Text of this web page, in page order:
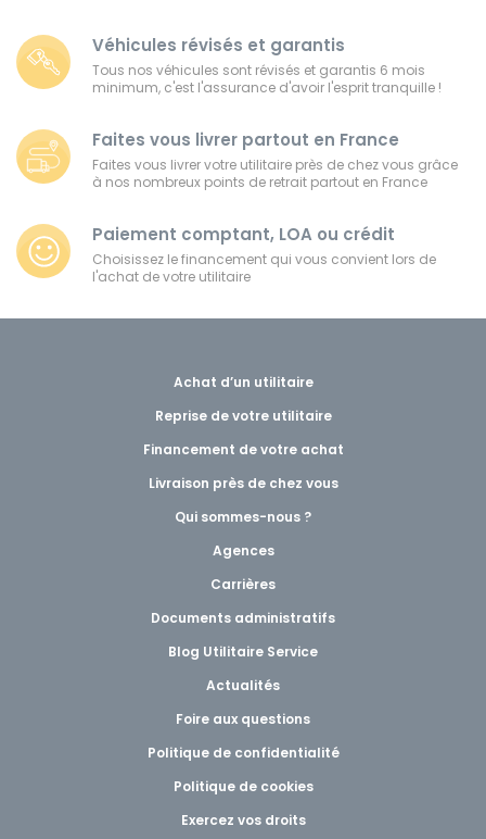
Véhicules révisés et garantis
Tous nos véhicules sont révisés et garantis 6 mois
minimum, c'est l'assurance d'avoir l'esprit tranquille !
Faites vous livrer partout en France
Faites vous livrer votre utilitaire près de chez vous grâce
à nos nombreux points de retrait partout en France
Paiement comptant, LOA ou crédit
Choisissez le financement qui vous convient lors de
l'achat de votre utilitaire
Achat d’un utilitaire
Reprise de votre utilitaire
Financement de votre achat
Livraison près de chez vous
Qui sommes-nous ?
Agences
Carrières
Documents administratifs
Blog Utilitaire Service
Actualités
Foire aux questions
Politique de confidentialité
Politique de cookies
Exercez vos droits